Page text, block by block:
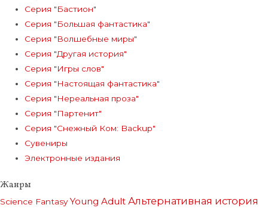
Серия "Бастион"
Серия "Большая фантастика"
Серия "Волшебные миры"
Серия "Другая история"
Серия "Игры слов"
Серия "Настоящая фантастика"
Серия "Нереальная проза"
Серия "Партенит"
Серия "Снежный Ком: Backup"
Сувениры
Электронные издания
Жанры
Science Fantasy Young Adult Альтернативная история